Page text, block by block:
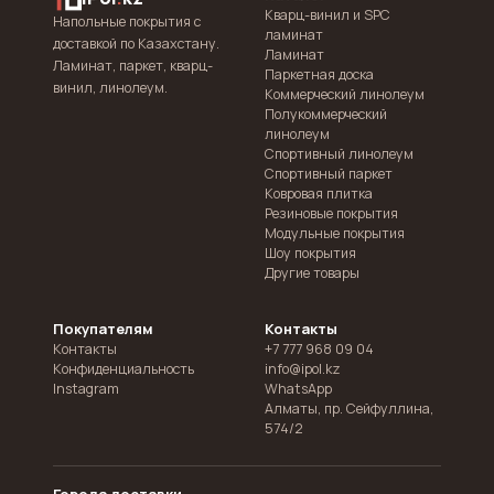
Напольные покрытия с
доставкой по Казахстану.
Ламинат, паркет, кварц-
винил, линолеум.
Кварц-винил и SPC
ламинат
Ламинат
Паркетная доска
Коммерческий линолеум
Полукоммерческий
линолеум
Спортивный линолеум
Спортивный паркет
Ковровая плитка
Резиновые покрытия
Модульные покрытия
Шоу покрытия
Другие товары
Покупателям
Контакты
Конфиденциальность
Instagram
Контакты
+7 777 968 09 04
info@ipol.kz
WhatsApp
Алматы, пр. Сейфуллина,
574/2